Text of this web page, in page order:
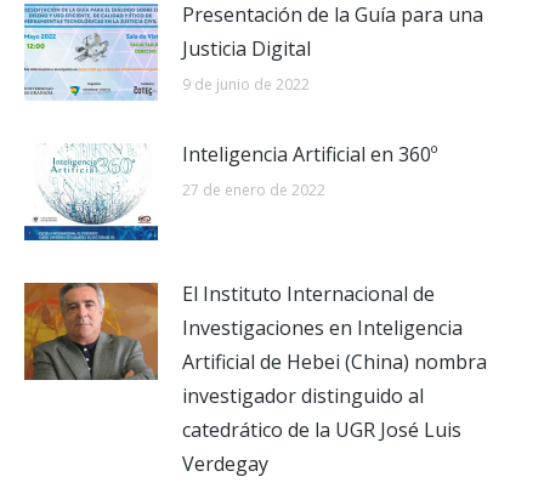
Presentación de la Guía para una
Justicia Digital
9 de junio de 2022
Inteligencia Artificial en 360º
27 de enero de 2022
El Instituto Internacional de
Investigaciones en Inteligencia
Artificial de Hebei (China) nombra
investigador distinguido al
catedrático de la UGR José Luis
Verdegay